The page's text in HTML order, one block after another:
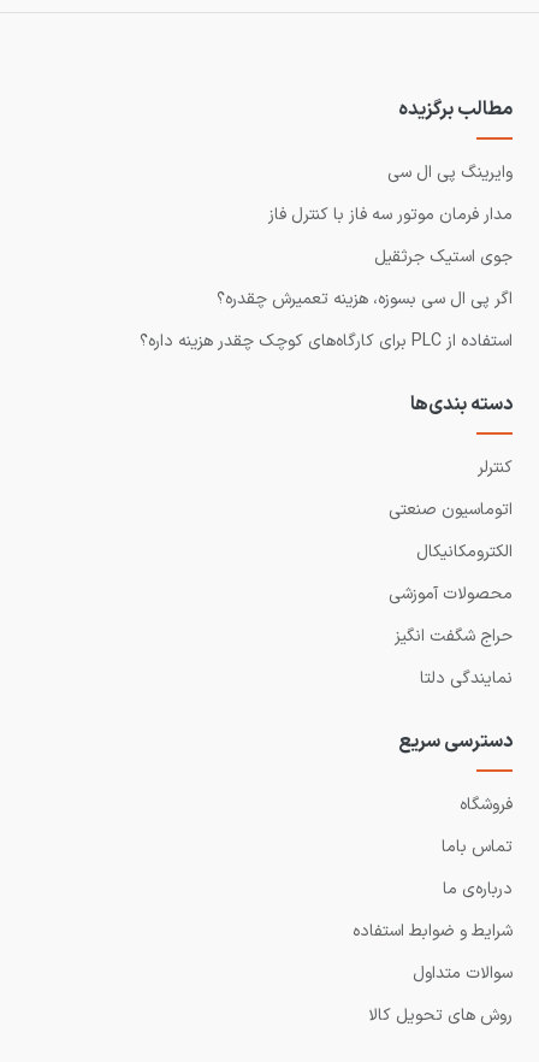
مطالب برگزیده
وایرینگ پی ال سی
مدار فرمان موتور سه فاز با کنترل فاز
جوی استیک جرثقیل
اگر پی ال سی بسوزه، هزینه تعمیرش چقدره؟
استفاده از PLC برای کارگاه‌های کوچک چقدر هزینه داره؟
دسته بندی‌ها
کنترلر
اتوماسیون صنعتی
الکترومکانیکال
محصولات آموزشی
حراج شگفت انگیز
نمایندگی دلتا
دسترسی سریع
فروشگاه
تماس باما
درباره‌ی ما
شرایط و ضوابط استفاده
سوالات متداول
روش های تحویل کالا